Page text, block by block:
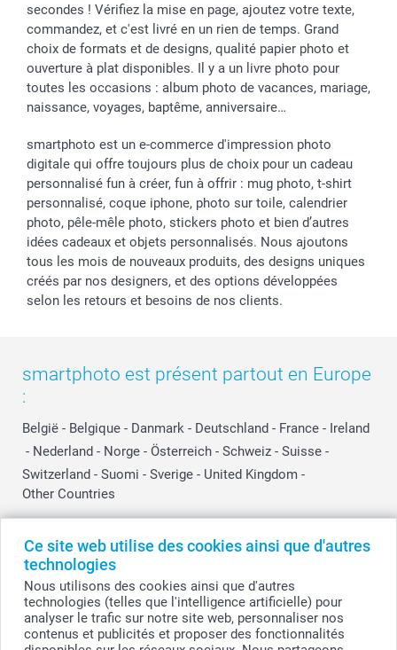
Ce site web utilise des cookies ainsi que d'autres
technologies
Nous utilisons des cookies ainsi que d'autres
technologies (telles que l'intelligence artificielle) pour
analyser le trafic sur notre site web, personnaliser nos
contenus et publicités et proposer des fonctionnalités
secondes ! Vérifiez la mise en page, ajoutez votre texte,
commandez, et c'est livré en un rien de temps. Grand
choix de formats et de designs, qualité papier photo et
ouverture à plat disponibles. Il y a un livre photo pour
toutes les occasions : album photo de vacances, mariage,
naissance, voyages, baptême, anniversaire…
smartphoto est un e-commerce d'impression photo
digitale qui offre toujours plus de choix pour un cadeau
personnalisé fun à créer, fun à offrir : mug photo, t-shirt
personnalisé, coque iphone, photo sur toile, calendrier
photo, pêle-mêle photo, stickers photo et bien d’autres
idées cadeaux et objets personnalisés. Nous ajoutons
tous les mois de nouveaux produits, des designs uniques
créés par nos designers, et des options développées
selon les retours et besoins de nos clients.
smartphoto est présent partout en Europe
:
België - Belgique - Danmark - Deutschland - France - Ireland
- Nederland - Norge - Österreich - Schweiz - Suisse -
Switzerland - Suomi - Sverige - United Kingdom -
Other Countries
© smartphoto group. Tous droits réservés
smartphoto group SA.
Siège social : Kwatrechtsteenweg 160, 9230 Wetteren, Belgique
Tous les prix sont en EURO (€), TVA incluse et hors frais de port.